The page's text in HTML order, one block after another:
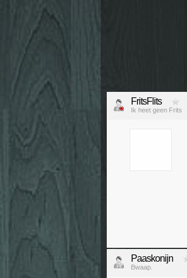
FritsFlits
Ik heet geen Frits
Paaskonijn
Bwaap.